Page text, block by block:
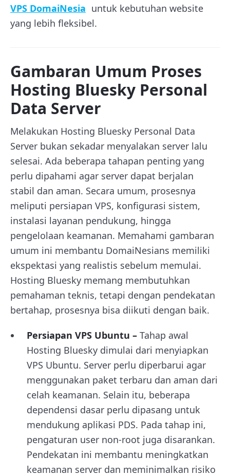
VPS DomaiNesia untuk kebutuhan website
yang lebih fleksibel.
Gambaran Umum Proses
Hosting Bluesky Personal
Data Server
Melakukan Hosting Bluesky Personal Data
Server bukan sekadar menyalakan server lalu
selesai. Ada beberapa tahapan penting yang
perlu dipahami agar server dapat berjalan
stabil dan aman. Secara umum, prosesnya
meliputi persiapan VPS, konfigurasi sistem,
instalasi layanan pendukung, hingga
pengelolaan keamanan. Memahami gambaran
umum ini membantu DomaiNesians memiliki
ekspektasi yang realistis sebelum memulai.
Hosting Bluesky memang membutuhkan
pemahaman teknis, tetapi dengan pendekatan
bertahap, prosesnya bisa diikuti dengan baik.
Persiapan VPS Ubuntu – Tahap awal
Hosting Bluesky dimulai dari menyiapkan
VPS Ubuntu. Server perlu diperbarui agar
menggunakan paket terbaru dan aman dari
celah keamanan. Selain itu, beberapa
dependensi dasar perlu dipasang untuk
mendukung aplikasi PDS. Pada tahap ini,
pengaturan user non-root juga disarankan.
Pendekatan ini membantu meningkatkan
keamanan server dan meminimalkan risiko